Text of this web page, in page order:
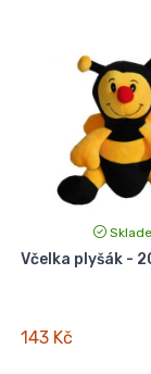
Včelka plyšák -
143 Kč